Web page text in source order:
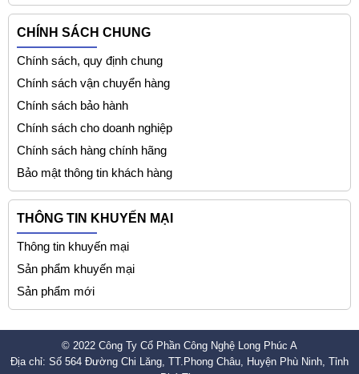
CHÍNH SÁCH CHUNG
Chính sách, quy định chung
Chính sách vận chuyển hàng
Chính sách bảo hành
Chính sách cho doanh nghiệp
Chính sách hàng chính hãng
Bảo mật thông tin khách hàng
THÔNG TIN KHUYẾN MẠI
Thông tin khuyến mại
Sản phẩm khuyến mại
Sản phẩm mới
© 2022 Công Ty Cổ Phần Công Nghệ Long Phúc A
Địa chỉ: Số 564 Đường Chi Lăng, TT.Phong Châu, Huyện Phù Ninh, Tỉnh